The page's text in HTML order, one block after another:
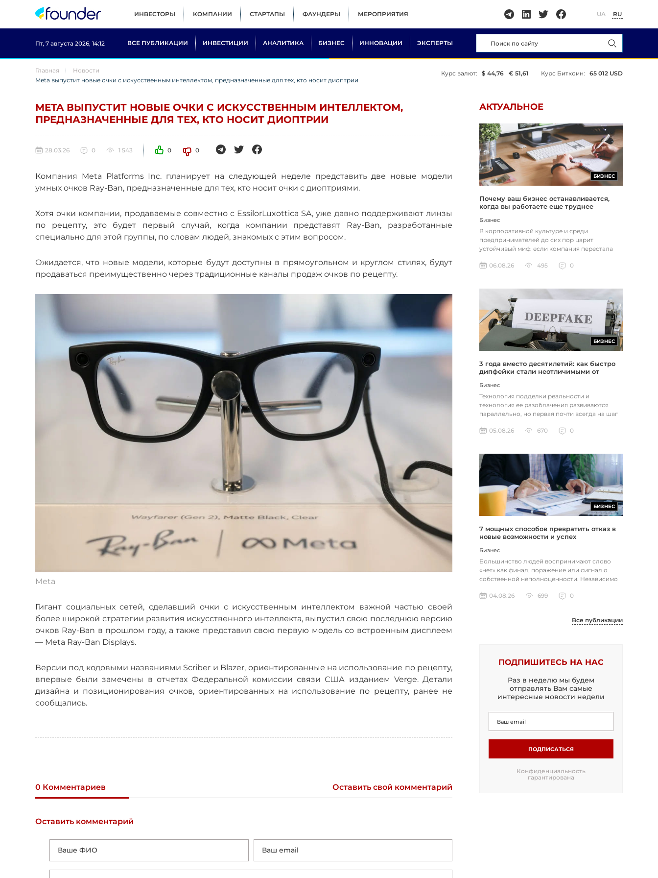
ИНВЕСТОРЫ КОМПАНИИ СТАРТАПЫ ФАУНДЕРЫ МЕРОПРИЯТИЯ UA RU
Пт, 7 августа 2026, 14:12 ВСЕ ПУБЛИКАЦИИ ИНВЕСТИЦИИ АНАЛИТИКА БИЗНЕС ИННОВАЦИИ ЭКСПЕРТЫ
Главная
Новости
Meta выпустит новые очки с искусственным интеллектом, предназначенные для тех, кто носит диоптрии
Курс валют: $ 44,76 € 51,61 Курс Биткоин: 65 012 USD
META ВЫПУСТИТ НОВЫЕ ОЧКИ С ИСКУССТВЕННЫМ ИНТЕЛЛЕКТОМ,
ПРЕДНАЗНАЧЕННЫЕ ДЛЯ ТЕХ, КТО НОСИТ ДИОПТРИИ
28.03.26 0 1 543 0 0
Компания Meta Platforms Inc. планирует на следующей неделе представить две новые модели
умных очков Ray-Ban, предназначенные для тех, кто носит очки с диоптриями.
Хотя очки компании, продаваемые совместно с EssilorLuxottica SA, уже давно поддерживают линзы
по рецепту, это будет первый случай, когда компании представят Ray-Ban, разработанные
специально для этой группы, по словам людей, знакомых с этим вопросом.
Ожидается, что новые модели, которые будут доступны в прямоугольном и круглом стилях, будут
продаваться преимущественно через традиционные каналы продаж очков по рецепту.
Meta
Гигант социальных сетей, сделавший очки с искусственным интеллектом важной частью своей
более широкой стратегии развития искусственного интеллекта, выпустил свою последнюю версию
очков Ray-Ban в прошлом году, а также представил свою первую модель со встроенным дисплеем
— Meta Ray-Ban Displays.
Версии под кодовыми названиями Scriber и Blazer, ориентированные на использование по рецепту,
впервые были замечены в отчетах Федеральной комиссии связи США изданием Verge. Детали
дизайна и позиционирования очков, ориентированных на использование по рецепту, ранее не
сообщались.
0 Комментариев Оставить свой комментарий
Оставить комментарий
АКТУАЛЬНОЕ
БИЗНЕС
Почему ваш бизнес останавливается,
когда вы работаете еще труднее
Бизнес
В корпоративной культуре и среди
предпринимателей до сих пор царит
устойчивый миф: если компания перестала
пр...06.08.26 495 0
БИЗНЕС
3 года вместо десятилетий: как быстро
дипфейки стали неотличимыми от
Бизнес
Технология подделки реальности и
технология ее разоблачения развиваются
параллельно, но первая почти всегда на шаг
05.08.26
670 0
БИЗНЕС
7 мощных способов превратить отказ в
новые возможности и успех
Бизнес
Большинство людей воспринимают слово
«нет» как финал, поражение или сигнал о
собственной неполноценности. Независимо
04.08.26
699 0
Все публикации
ПОДПИШИТЕСЬ НА НАС
Раз в неделю мы будем
отправлять Вам самые
интересные новости недели
ПОДПИСАТЬСЯ
Конфиденциальность
гарантирована